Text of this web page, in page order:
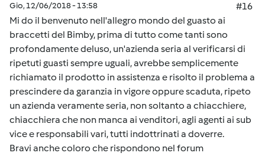
Gio, 12/06/2018 - 13:58
#16
Mi do il benvenuto nell'allegro mondo del guasto ai
braccetti del Bimby, prima di tutto come tanti sono
profondamente deluso, un'azienda seria al verificarsi di
ripetuti guasti sempre uguali, avrebbe semplicemente
richiamato il prodotto in assistenza e risolto il problema a
prescindere da garanzia in vigore oppure scaduta, ripeto
un azienda veramente seria, non soltanto a chiacchiere,
chiacchiera che non manca ai venditori, agli agenti ai sub
vice e responsabili vari, tutti indottrinati a doverre.
Bravi anche coloro che rispondono nel forum